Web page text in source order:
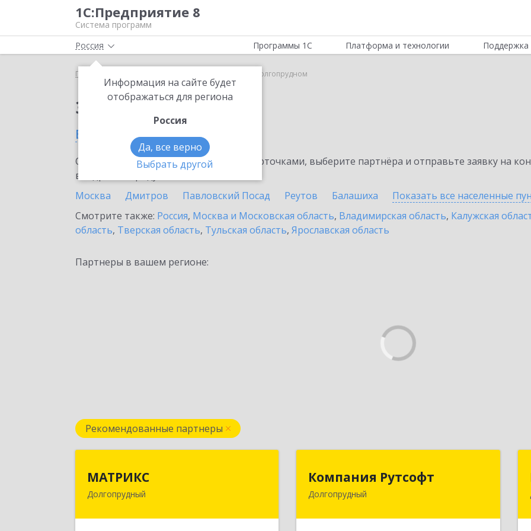
1С:Предприятие 8
Система программ
Россия
Информация на сайте будет
отображаться для региона
Россия
Да, все верно
Выбрать другой
Программы 1С Платформа и технологии Поддержка
Главная 1С:Share в Долгопрудном
Заказать 1С:Share
в Долгопрудном
Ознакомьтесь с информационными карточками, выберите партнёра и отправьте заявку на
внедрение продукта.
Москва
Дмитров Павловский Посад Реутов Балашиха Показать все населенные
Смотрите также: Россия, Москва и Московская область, Владимирская область, Калужская
область, Тверская область, Тульская область, Ярославская область
Партнеры в вашем регионе:
Рекомендованные партнеры
МАТРИКС
Долгопрудный
Компания Рутсофт
Долгопрудный
Компания Рутсофт